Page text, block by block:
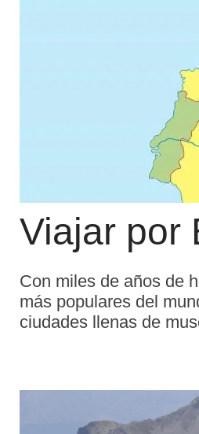
Viajar por
Con miles de años de
más populares del
ciudades llenas de